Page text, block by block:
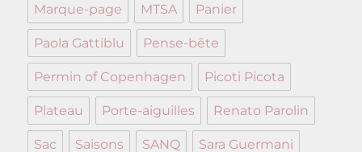
Marque-page MTSA Panier
Paola Gattiblu Pense-bête
Permin of Copenhagen Picoti Picota
Plateau Porte-aiguilles Renato Parolin
Sac Saisons SANQ Sara Guermani